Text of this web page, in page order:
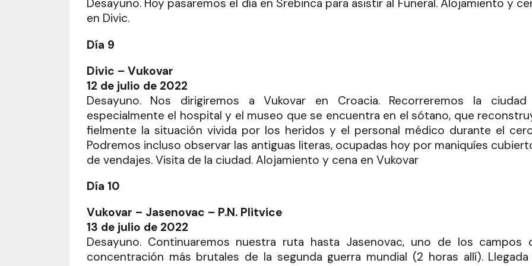
Desayuno. Hoy pasaremos el día en Srebinca para asistir al Funeral. Alojamiento y
en Divic.
Día 9
Divic – Vukovar
12 de julio de 2022
Desayuno. Nos dirigiremos a Vukovar en Croacia. Recorreremos la
especialmente el hospital y el museo que se encuentra en el sótano, que
fielmente la situación vivida por los heridos y el personal médico durante el
Podremos incluso observar las antiguas literas, ocupadas hoy por maniquíes
de vendajes. Visita de la ciudad. Alojamiento y cena en Vukovar
Día 10
Vukovar – Jasenovac – P.N. Plitvice
13 de julio de 2022
Desayuno. Continuaremos nuestra ruta hasta Jasenovac, uno de los campos
concentración más brutales de la segunda guerra mundial (2 horas allí). Llegada